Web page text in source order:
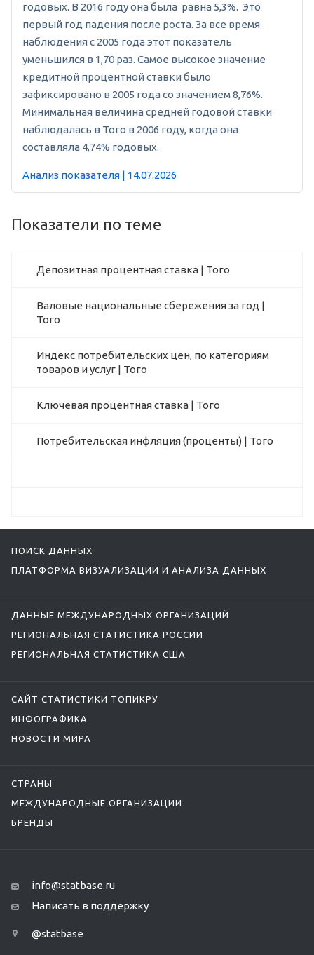
годовых. В 2016 году она была равна 5,3%. Это
первый год падения после роста. За все время
наблюдения с 2005 года этот показатель
уменьшился в 1,70 раз. Самое высокое значение
кредитной процентной ставки было
зафиксировано в 2005 года со значением 8,76%.
Минимальная величина средней годовой ставки
наблюдалась в Того в 2006 году, когда она
составляла 4,74% годовых.
Анализ показателя | 14.07.2026
Показатели по теме
Депозитная процентная ставка | Того
Валовые национальные сбережения за год |
Того
Индекс потребительских цен, по категориям
товаров и услуг | Того
Ключевая процентная ставка | Того
Потребительская инфляция (проценты) | Того
ПОИСК ДАННЫХ
ПЛАТФОРМА ВИЗУАЛИЗАЦИИ И АНАЛИЗА ДАННЫХ
ДАННЫЕ МЕЖДУНАРОДНЫХ ОРГАНИЗАЦИЙ
РЕГИОНАЛЬНАЯ СТАТИСТИКА РОССИИ
РЕГИОНАЛЬНАЯ СТАТИСТИКА США
САЙТ СТАТИСТИКИ ТОПИКРУ
ИНФОГРАФИКА
НОВОСТИ МИРА
СТРАНЫ
МЕЖДУНАРОДНЫЕ ОРГАНИЗАЦИИ
БРЕНДЫ
info@statbase.ru
Написать в поддержку
@statbase